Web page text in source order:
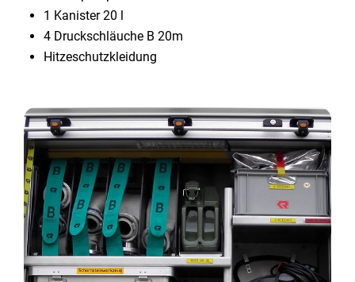
1 Kanister 20 l
4 Druckschläuche B 20m
Hitzeschutzkleidung